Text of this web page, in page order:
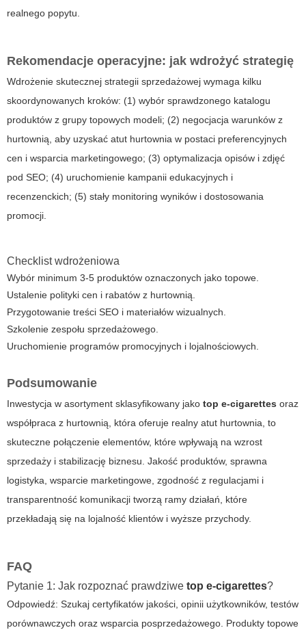
realnego popytu.
Rekomendacje operacyjne: jak wdrożyć strategię
Wdrożenie skutecznej strategii sprzedażowej wymaga kilku
skoordynowanych kroków: (1) wybór sprawdzonego katalogu
produktów z grupy topowych modeli; (2) negocjacja warunków z
hurtownią, aby uzyskać atut hurtownia w postaci preferencyjnych
cen i wsparcia marketingowego; (3) optymalizacja opisów i zdjęć
pod SEO; (4) uruchomienie kampanii edukacyjnych i
recenzenckich; (5) stały monitoring wyników i dostosowania
promocji.
Checklist wdrożeniowa
Wybór minimum 3‑5 produktów oznaczonych jako topowe.
Ustalenie polityki cen i rabatów z hurtownią.
Przygotowanie treści SEO i materiałów wizualnych.
Szkolenie zespołu sprzedażowego.
Uruchomienie programów promocyjnych i lojalnościowych.
Podsumowanie
Inwestycja w asortyment sklasyfikowany jako top e-cigarettes oraz
współpraca z hurtownią, która oferuje realny atut hurtownia , to
skuteczne połączenie elementów, które wpływają na wzrost
sprzedaży i stabilizację biznesu. Jakość produktów, sprawna
logistyka, wsparcie marketingowe, zgodność z regulacjami i
transparentność komunikacji tworzą ramy działań, które
przekładają się na lojalność klientów i wyższe przychody.
FAQ
Pytanie 1: Jak rozpoznać prawdziwe top e-cigarettes?
Odpowiedź: Szukaj certyfikatów jakości, opinii użytkowników, testów
porównawczych oraz wsparcia posprzedażowego. Produkty topowe